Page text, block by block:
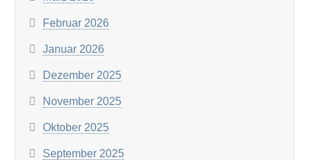
Februar 2026
Januar 2026
Dezember 2025
November 2025
Oktober 2025
September 2025